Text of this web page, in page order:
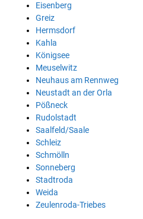
Eisenberg
Greiz
Hermsdorf
Kahla
Königsee
Meuselwitz
Neuhaus am Rennweg
Neustadt an der Orla
Pößneck
Rudolstadt
Saalfeld/Saale
Schleiz
Schmölln
Sonneberg
Stadtroda
Weida
Zeulenroda-Triebes